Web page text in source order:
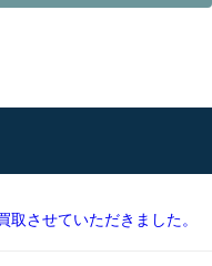
させていただきました。